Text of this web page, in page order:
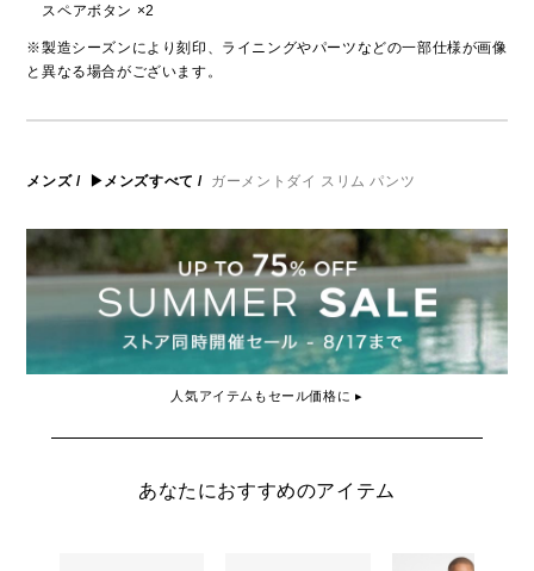
スペアボタン ×2
※製造シーズンにより刻印、ライニングやパーツなどの一部仕様が画像
と異なる場合がございます。
メンズ/ ▶メンズすべて / ガーメントダイ スリム パンツ
人気アイテムもセール価格に ▸
あなたにおすすめのアイテム